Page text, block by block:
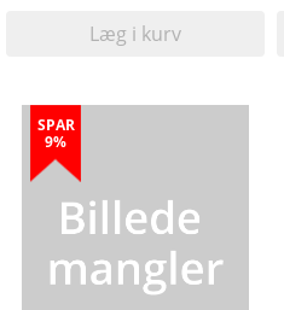
Læg i kurv
SPAR
9%